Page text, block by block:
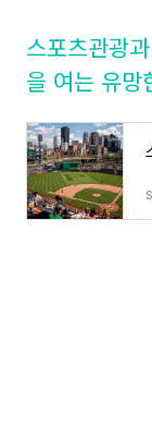
스포츠관광
을 여는 유망